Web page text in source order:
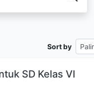
Sort by
SD Kelas VI